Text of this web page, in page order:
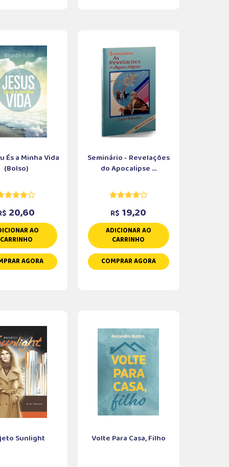
És a Minha Vida
(Bolso)
20,60
AO
CARRINHO
AGORA
Seminário - Revelações
do Apocalipse ...
R$ 19,20
ADICIONAR AO
CARRINHO
COMPRAR AGORA
Sunlight Volte Para Casa, Filho